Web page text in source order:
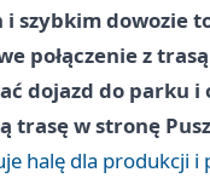
i szybkim dowozie
połączenie z
dojazd do parku i
trasę w stronę
halę dla produkcji i